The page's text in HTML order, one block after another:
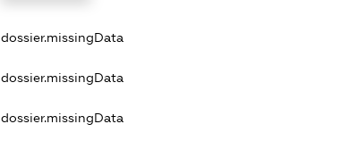
dossier.missingData
dossier.missingData
dossier.missingData